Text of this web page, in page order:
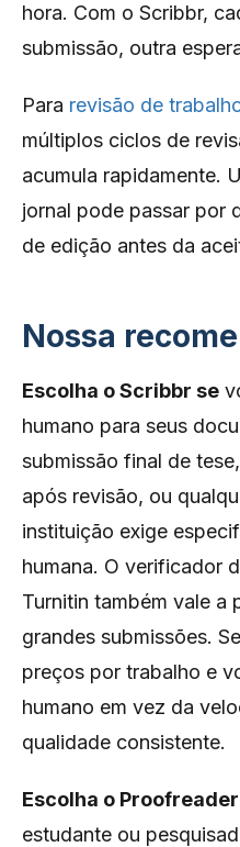
hora. Com o Scribbr,
submissão, outra
Para revisão de
múltiplos ciclos de
acumula rapidamente.
jornal pode passar por
de edição antes da
Nossa
Escolha o Scribbr se
humano para seus
submissão final de
após revisão, ou
instituição exige
humana. O verificador
Turnitin também vale a
grandes submissões.
preços por trabalho e
humano em vez da
qualidade consistente.
Escolha o
estudante ou